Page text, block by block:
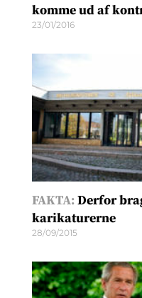
komme ud af
23/01/2016
FAKTA:Derfor
karikaturerne
28/09/2015